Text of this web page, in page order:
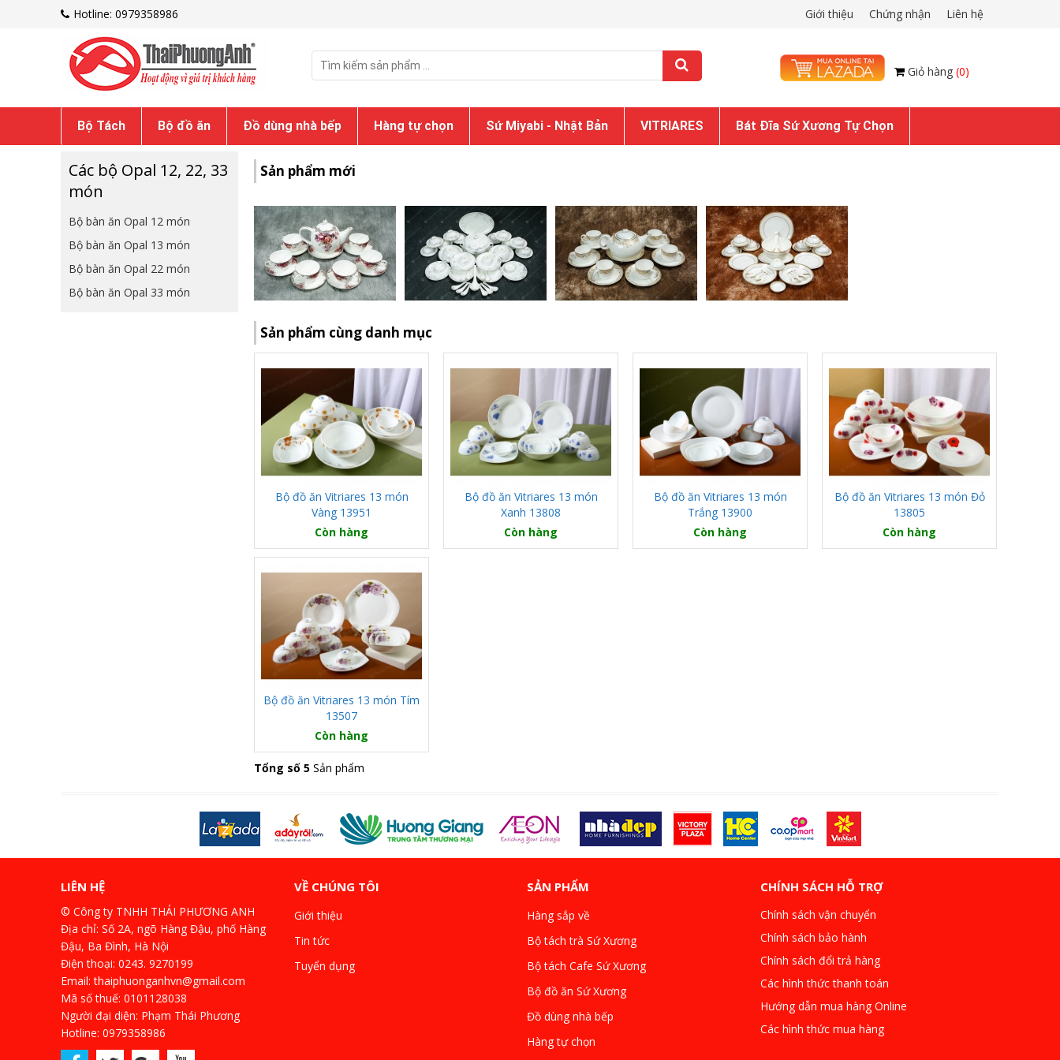
Hotline: 0979358986 Liên hệ
Chứng nhận
Giới thiệu
Giỏ hàng (0)
Bộ Tách Bộ đồ ăn Đồ dùng nhà bếp Hàng tự chọn Sứ Miyabi - Nhật Bản VITRIARES Bát Đĩa Sứ Xương Tự Chọn
Các bộ Opal 12, 22, 33
món
Bộ bàn ăn Opal 12 món
Bộ bàn ăn Opal 13 món
Bộ bàn ăn Opal 22 món
Bộ bàn ăn Opal 33 món
Sản phẩm mới
Sản phẩm cùng danh mục
Bộ đồ ăn Vitriares 13 món
Vàng 13951
Còn hàng
Bộ đồ ăn Vitriares 13 món
Xanh 13808
Còn hàng
Bộ đồ ăn Vitriares 13 món
Trắng 13900
Còn hàng
Bộ đồ ăn Vitriares 13 món Đỏ
13805
Còn hàng
Bộ đồ ăn Vitriares 13 món Tím
13507
Còn hàng
Tổng số 5 Sản phẩm
LIÊN HỆ
© Công ty TNHH THÁI PHƯƠNG ANH
Địa chỉ: Số 2A, ngõ Hàng Đậu, phố Hàng
Đậu, Ba Đình, Hà Nội
Điện thoại: 0243. 9270199
Email: thaiphuonganhvn@gmail.com
Mã số thuế: 0101128038
Người đại diện: Phạm Thái Phương
Hotline: 0979358986
VỀ CHÚNG TÔI
Giới thiệu
Tin tức
Tuyển dụng
SẢN PHẨM
Hàng sắp về
Bộ tách trà Sứ Xương
Bộ tách Cafe Sứ Xương
Bộ đồ ăn Sứ Xương
Đồ dùng nhà bếp
Hàng tự chọn
CHÍNH SÁCH HỖ TRỢ
Chính sách vận chuyển
Chính sách bảo hành
Chính sách đổi trả hàng
Các hình thức thanh toán
Hướng dẫn mua hàng Online
Các hình thức mua hàng